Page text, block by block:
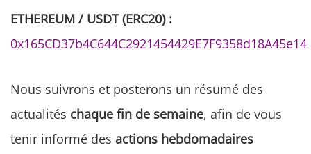
ETHEREUM / USDT (ERC20) :
0x165CD37b4C644C2921454429E7F9358d18A45e14
Nous suivrons et posterons un résumé des
actualités chaque fin de semaine, afin de vous
tenir informé des actions hebdomadaires